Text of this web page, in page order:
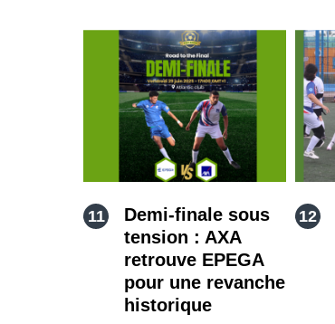
Demi-finale sous
tension : AXA
retrouve EPEGA
pour une revanche
historique